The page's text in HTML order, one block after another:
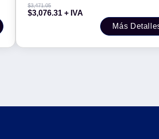
Android 14, 128 GB, incluye Funda
$3,471.05
$3,076.31 + IVA
Más